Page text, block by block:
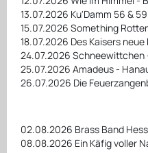
13.07.2026 Ku'Damm 56 &
15.07.2026 Something
18.07.2026 Des Kaisers
24.07.2026 Schneewittchen
25.07.2026 Amadeus -
26.07.2026 Die
02.08.2026 Brass Band
08.08.2026 Ein Käfig voller